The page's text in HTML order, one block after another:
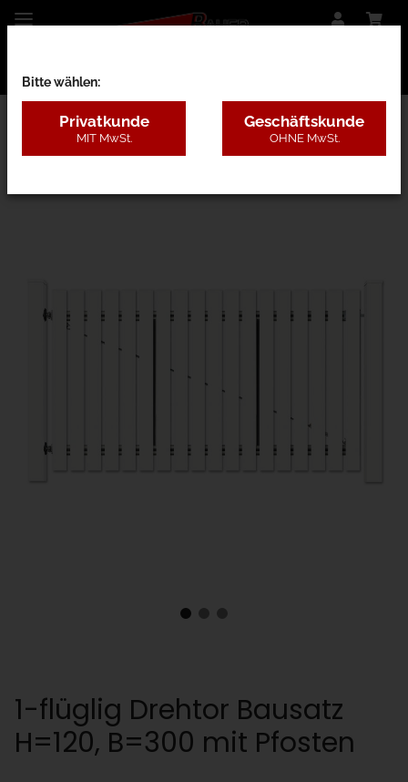
26AA - Kunststoff mit Pfosten, 4 Farben
1-flüglig Drehtor Bausatz
H=120, B=300 mit Pfosten
Bitte wählen:
Privatkunde
MIT MwSt.
Geschäftskunde
OHNE MwSt.